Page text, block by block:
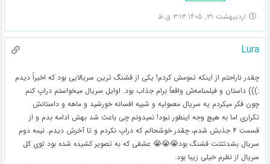
اردیبهشت ۳۱, ۱۴۰۵ ۳:۱۳ ق.ظ
Lura
چقدر ناراحتم از اینکه تمومش کردم! یکی از قشنگ ترین سریالایی بود که اخیراً دیدم
:))) داستان و فیلمنامه‌ش واقعاً برام جذاب بود. اوایل سریال میخواستم دراپ کنم
چون فکر میکردم یه سریال معمولیه و شبیه افسانه خورشید و ماهه و داستانش
تکراری اما به هیچ وجه اینطور نبود! نمیدونم چی باعث شد بهش ادامه بدم و از
قسمت ۴ جذبش شدم، چقدر خوشحالم که دراپ نکردم و تا آخرش دیدم. نیمه دوم
سریال بشدتتتت قشنگ بود😭😭😭 عشقی که به تصویر کشیده شده بود توی کل
سریال از نظرم خیلی زیبا بود.